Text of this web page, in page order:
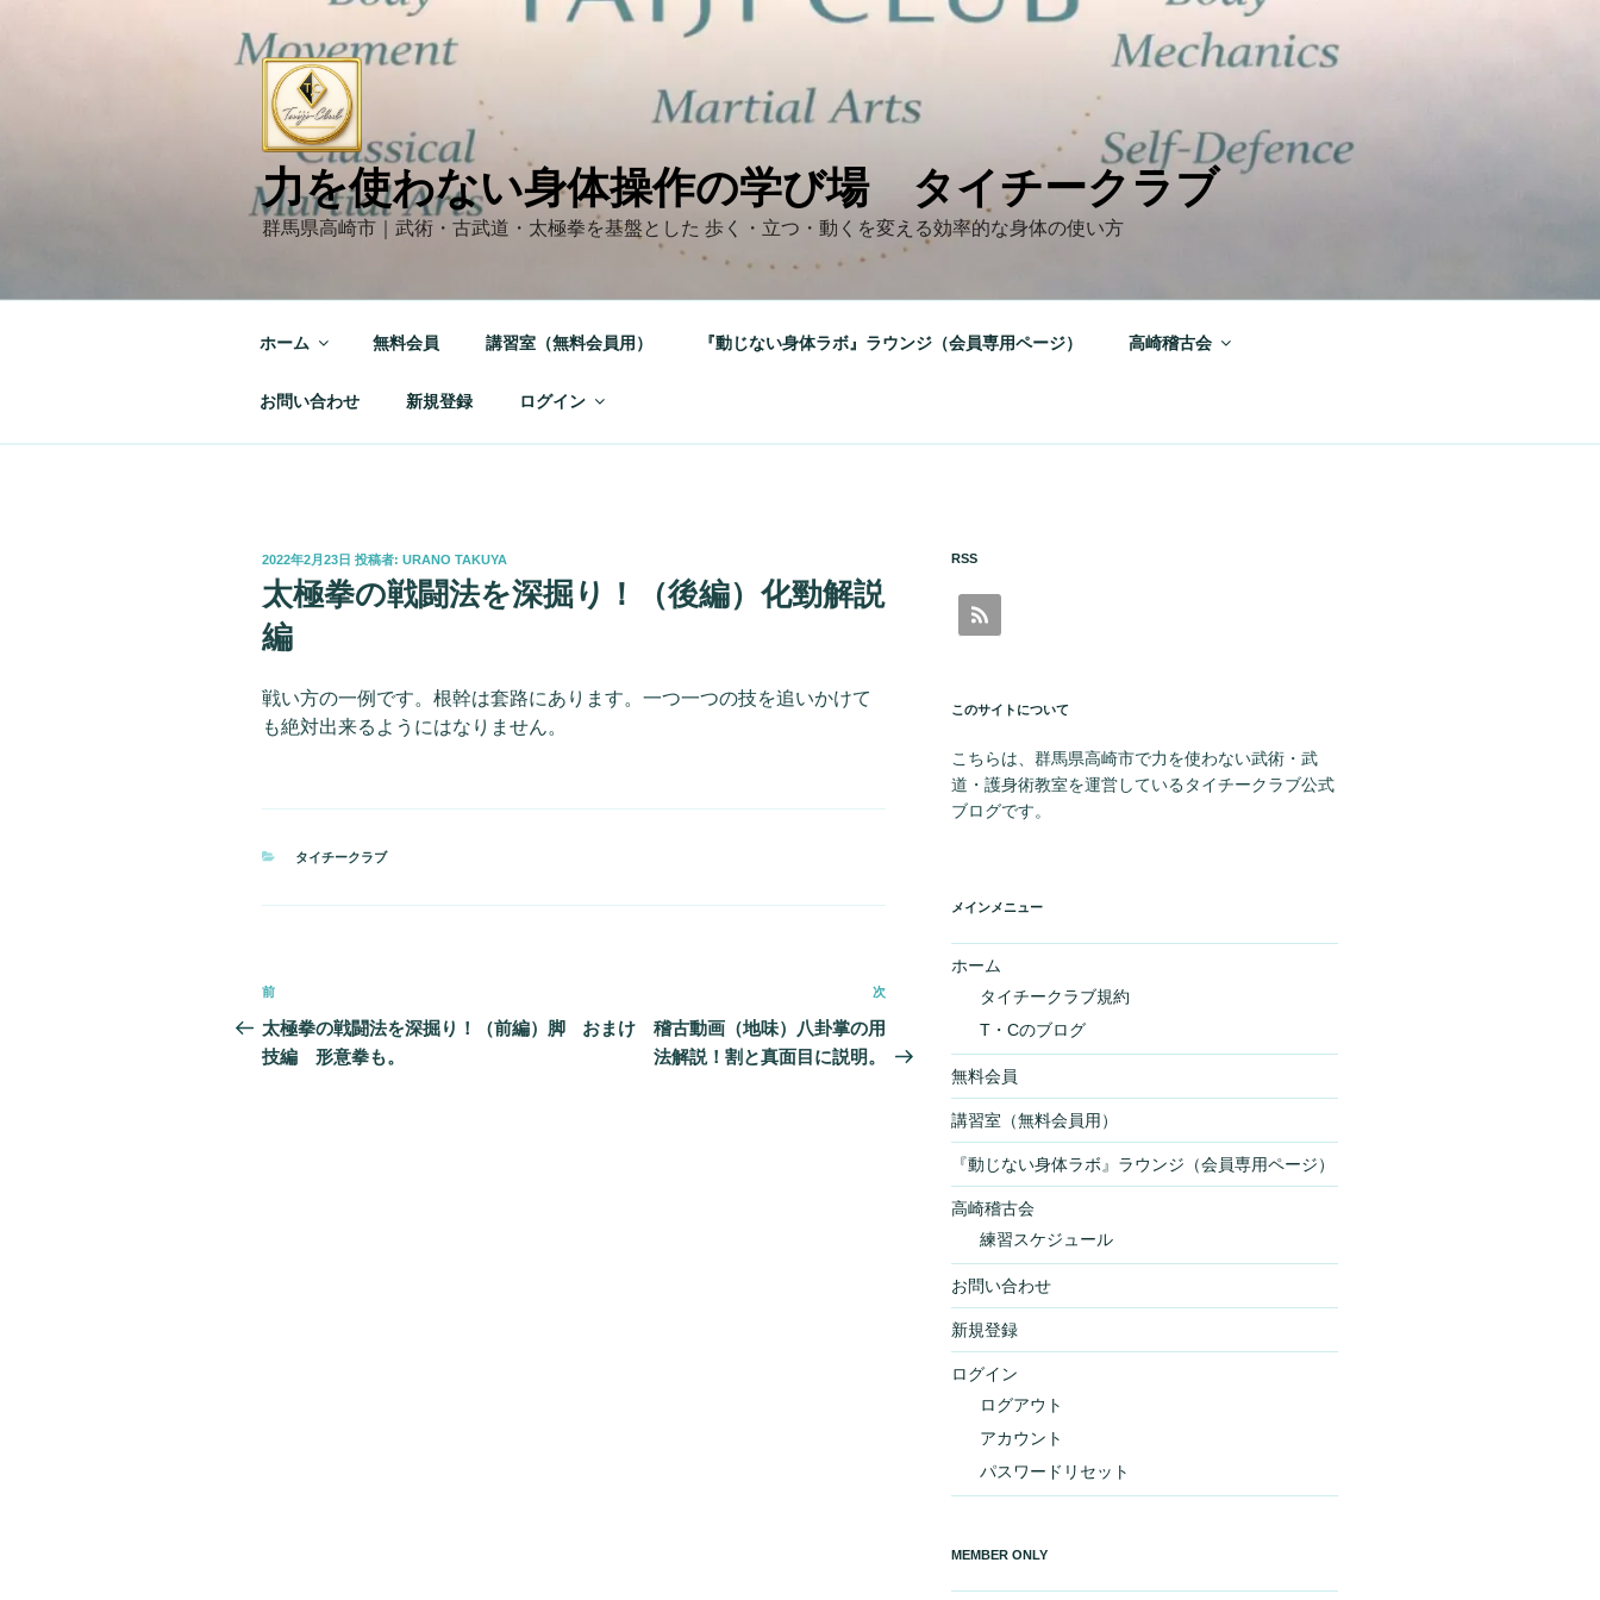
力を使わない身体操作の学び場 タイチークラブ
群馬県高崎市｜武術・古武道・太極拳を基盤とした 歩く・立つ・動くを変える効率的な身体の使い方
ホーム 無料会員 講習室（無料会員用） 『動じない身体ラボ』ラウンジ（会員専用ページ） 高崎稽古会
お問い合わせ 新規登録 ログイン
投
日:
2022年2月23日 投稿者: URANO TAKUYA
太極拳の戦闘法を深掘り！（後編）化勁解説
編
戦い方の一例です。根幹は套路にあります。一つ一つの技を追いかけて
も絶対出来るようにはなりません。
カ
タイチークラブ
投
稿
ナ
前
の
投
前
太極拳の戦闘法を深掘り！（前編）脚
技編 形意拳も。
次
投
次
おまけ 稽古動画（地味）八卦掌の用
法解説！割と真面目に説明。
RSS
このサイトについて
こちらは、群馬県高崎市で力を使わない武術・武
道・護身術教室を運営しているタイチークラブ公式
ブログです。
メインメニュー
ホーム
タイチークラブ規約
T・Cのブログ
無料会員
講習室（無料会員用）
『動じない身体ラボ』ラウンジ（会員専用ページ）
高崎稽古会
練習スケジュール
お問い合わせ
新規登録
ログイン
ログアウト
アカウント
パスワードリセット
MEMBER ONLY